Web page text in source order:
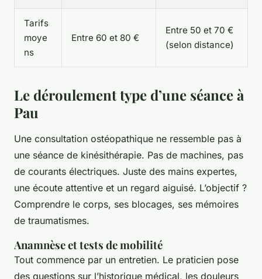
Tarifs
moye
ns
Entre 60 et 80 €
Entre 50 et 70 €
(selon distance)
Le déroulement type d’une séance à
Pau
Une consultation ostéopathique ne ressemble pas à
une séance de kinésithérapie. Pas de machines, pas
de courants électriques. Juste des mains expertes,
une écoute attentive et un regard aiguisé. L’objectif ?
Comprendre le corps, ses blocages, ses mémoires
de traumatismes.
Anamnèse et tests de mobilité
Tout commence par un entretien. Le praticien pose
des questions sur l’historique médical, les douleurs